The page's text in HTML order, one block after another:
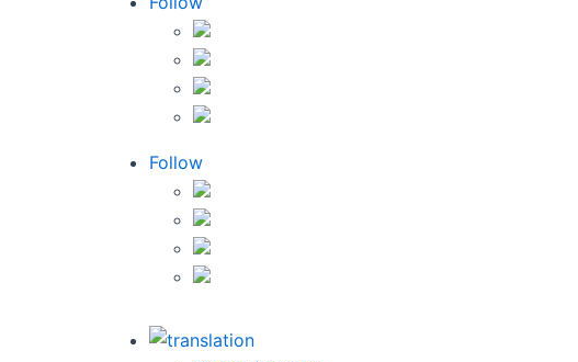
Follow